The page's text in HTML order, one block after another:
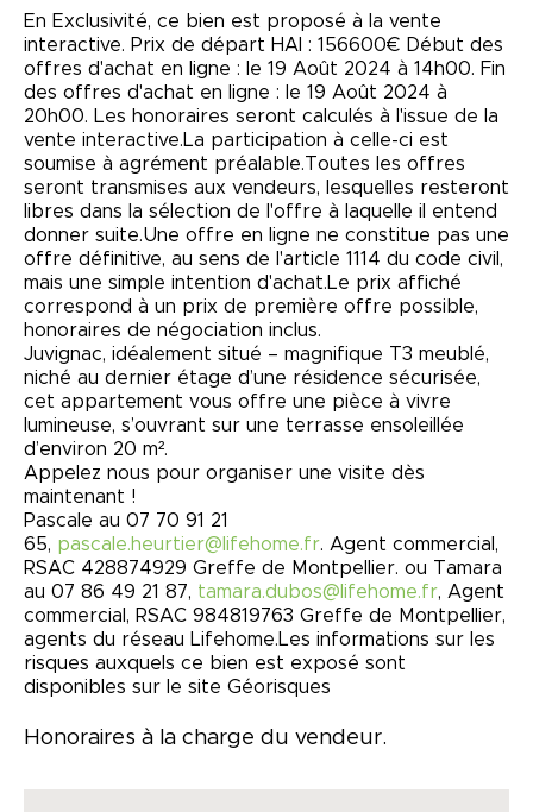
En Exclusivité, ce bien est proposé à la vente
interactive. Prix de départ HAI : 156600€ Début des
offres d'achat en ligne : le 19 Août 2024 à 14h00. Fin
des offres d'achat en ligne : le 19 Août 2024 à
20h00. Les honoraires seront calculés à l'issue de la
vente interactive.La participation à celle-ci est
soumise à agrément préalable.Toutes les offres
seront transmises aux vendeurs, lesquelles resteront
libres dans la sélection de l'offre à laquelle il entend
donner suite.Une offre en ligne ne constitue pas une
offre définitive, au sens de l'article 1114 du code civil,
mais une simple intention d'achat.Le prix affiché
correspond à un prix de première offre possible,
honoraires de négociation inclus.
Juvignac, idéalement situé – magnifique T3 meublé,
niché au dernier étage d’une résidence sécurisée,
cet appartement vous offre une pièce à vivre
lumineuse, s’ouvrant sur une terrasse ensoleillée
d’environ 20 m².
Appelez nous pour organiser une visite dès
maintenant !
Pascale au 07 70 91 21
65, pascale.heurtier@lifehome.fr. Agent commercial,
RSAC 428874929 Greffe de Montpellier. ou Tamara
au 07 86 49 21 87, tamara.dubos@lifehome.fr, Agent
commercial, RSAC 984819763 Greffe de Montpellier,
agents du réseau Lifehome.Les informations sur les
risques auxquels ce bien est exposé sont
disponibles sur le site Géorisques
Honoraires à la charge du vendeur.